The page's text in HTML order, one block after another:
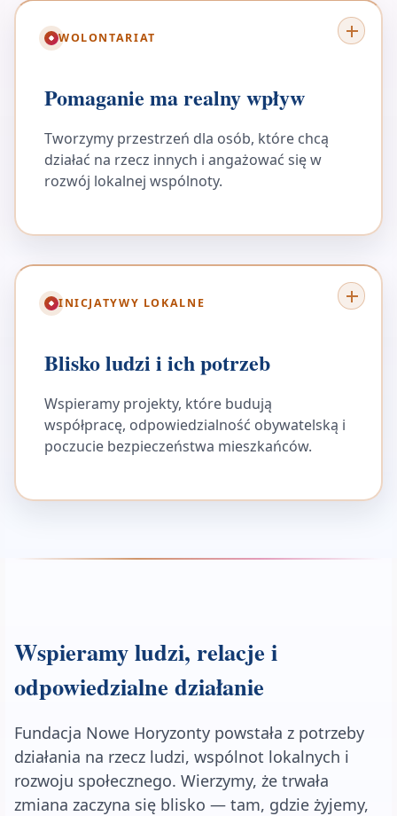
WOLONTARIAT
Pomaganie ma realny wpływ
Tworzymy przestrzeń dla osób, które chcą
działać na rzecz innych i angażować się w
rozwój lokalnej wspólnoty.
INICJATYWY LOKALNE
Blisko ludzi i ich potrzeb
Wspieramy projekty, które budują
współpracę, odpowiedzialność obywatelską i
poczucie bezpieczeństwa mieszkańców.
Wspieramy ludzi, relacje i
odpowiedzialne działanie
Fundacja Nowe Horyzonty powstała z potrzeby
działania na rzecz ludzi, wspólnot lokalnych i
rozwoju społecznego. Wierzymy, że trwała
zmiana zaczyna się blisko — tam, gdzie żyjemy,